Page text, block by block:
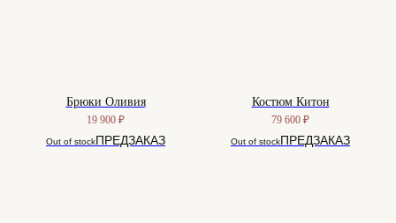
Брюки Оливия
19 900 ₽
Out of stock
Костюм Китон
79 600 ₽
Out of stock